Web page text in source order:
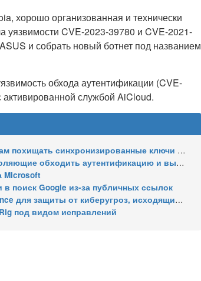
хорошо организованная и технически
уязвимости CVE-2023-39780 и CVE-2021-
и собрать новый ботнет под названием
обхода аутентификации (CVE-
службой AiCloud.
синхронизированные ключи доступа Google
аутентификацию и выходить из виртуальной машины
Microsoft
поиск Google из-за публичных ссылок
исходящих от ИИ – без OpenAI, Google и Anthropic
под видом исправлений